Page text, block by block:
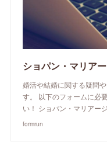
ショパン・マリア
婚活や結婚に関する疑問
す。 以下のフォームに必
い！ ショパン・マリアー
formrun